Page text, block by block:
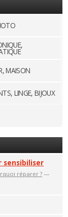
MAISON
LINGE, BIJOUX
sensibiliser
réparer ? —